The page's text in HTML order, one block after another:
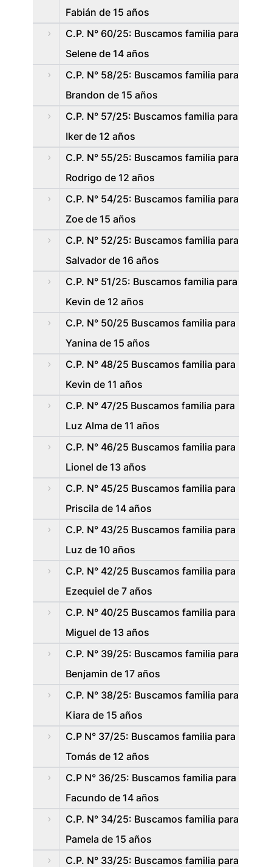
Fabián de 15 años
C.P. N° 60/25: Buscamos familia para
Selene de 14 años
C.P. N° 58/25: Buscamos familia para
Brandon de 15 años
C.P. N° 57/25: Buscamos familia para
Iker de 12 años
C.P. N° 55/25: Buscamos familia para
Rodrigo de 12 años
C.P. N° 54/25: Buscamos familia para
Zoe de 15 años
C.P. N° 52/25: Buscamos familia para
Salvador de 16 años
C.P. N° 51/25: Buscamos familia para
Kevin de 12 años
C.P. N° 50/25 Buscamos familia para
Yanina de 15 años
C.P. N° 48/25 Buscamos familia para
Kevin de 11 años
C.P. N° 47/25 Buscamos familia para
Luz Alma de 11 años
C.P. N° 46/25 Buscamos familia para
Lionel de 13 años
C.P. N° 45/25 Buscamos familia para
Priscila de 14 años
C.P. N° 43/25 Buscamos familia para
Luz de 10 años
C.P. N° 42/25 Buscamos familia para
Ezequiel de 7 años
C.P. N° 40/25 Buscamos familia para
Miguel de 13 años
C.P. N° 39/25: Buscamos familia para
Benjamin de 17 años
C.P. N° 38/25: Buscamos familia para
Kiara de 15 años
C.P N° 37/25: Buscamos familia para
Tomás de 12 años
C.P N° 36/25: Buscamos familia para
Facundo de 14 años
C.P. N° 34/25: Buscamos familia para
Pamela de 15 años
C.P. N° 33/25: Buscamos familia para